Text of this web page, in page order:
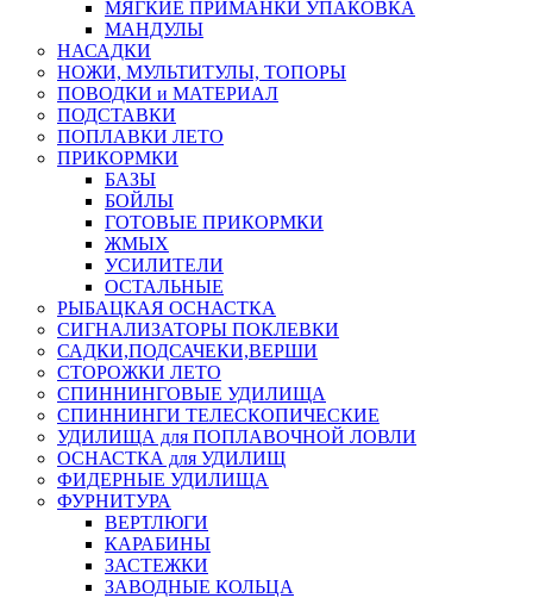
МЯГКИЕ ПРИМАНКИ УПАКОВКА
МАНДУЛЫ
НАСАДКИ
НОЖИ, МУЛЬТИТУЛЫ, ТОПОРЫ
ПОВОДКИ и МАТЕРИАЛ
ПОДСТАВКИ
ПОПЛАВКИ ЛЕТО
ПРИКОРМКИ
БАЗЫ
БОЙЛЫ
ГОТОВЫЕ ПРИКОРМКИ
ЖМЫХ
УСИЛИТЕЛИ
ОСТАЛЬНЫЕ
РЫБАЦКАЯ ОСНАСТКА
СИГНАЛИЗАТОРЫ ПОКЛЕВКИ
САДКИ,ПОДСАЧЕКИ,ВЕРШИ
СТОРОЖКИ ЛЕТО
СПИННИНГОВЫЕ УДИЛИЩА
СПИННИНГИ ТЕЛЕСКОПИЧЕСКИЕ
УДИЛИЩА для ПОПЛАВОЧНОЙ ЛОВЛИ
ОСНАСТКА для УДИЛИЩ
ФИДЕРНЫЕ УДИЛИЩА
ФУРНИТУРА
ВЕРТЛЮГИ
КАРАБИНЫ
ЗАСТЕЖКИ
ЗАВОДНЫЕ КОЛЬЦА